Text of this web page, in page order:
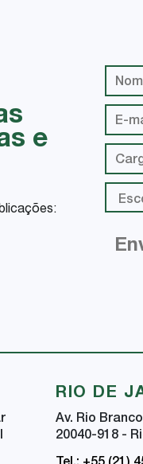
e
RIO DE
Av. Rio
20040-918 -